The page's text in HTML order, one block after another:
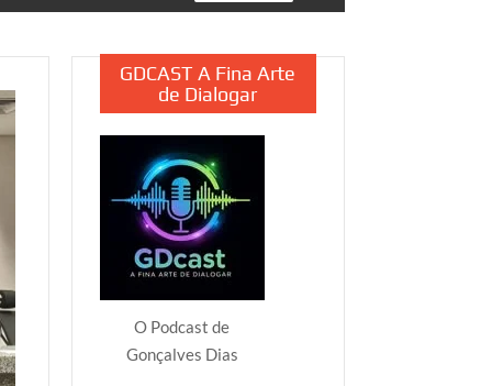
GDCAST A Fina Arte
de Dialogar
O Podcast de
Gonçalves Dias